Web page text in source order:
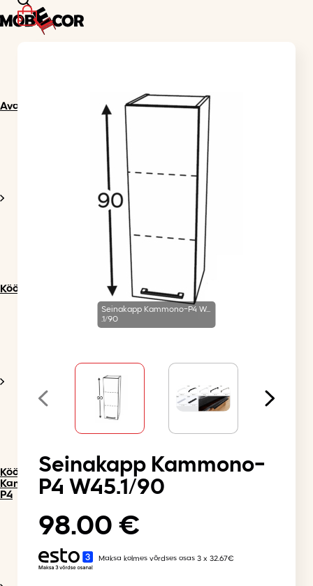
0
Avaleht
Köögimööbel
Köögimööbel
Kammono
P4
Seinakapp Kammono-P4 W...
.1/90
Seinakapp Kammono-
P4 W45.1/90
98.00 €
Maksa kolmes võrdses osas 3 x 32.67€